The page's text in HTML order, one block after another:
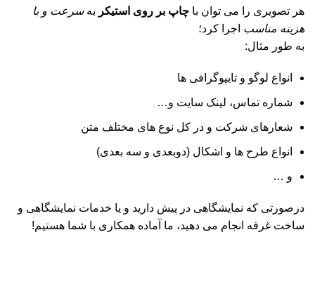
هر تصویری را می توان با چاپ بر روی استیکر بهسرعت و با
هزینه مناسب اجرا کرد؛
به طور مثال:
انواع لوگو و تایپوگرافی ها
شماره تماس، لینک سایت و…
شعارهای شرکت و در کل نوع های مختلف متن
انواع طرح ها و اشکال (دوبعدی و سه بعدی)
و …
درصورتی که نمایشگاهی در پیش دارید و یا خدمات نمایشگاهی و
ساخت غرفه انجام می دهید، ما آماده همکاری با شما هستیم!